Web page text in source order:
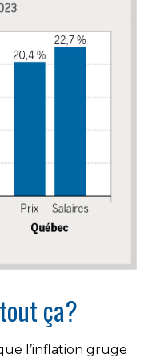
ça?
l’inflation gruge